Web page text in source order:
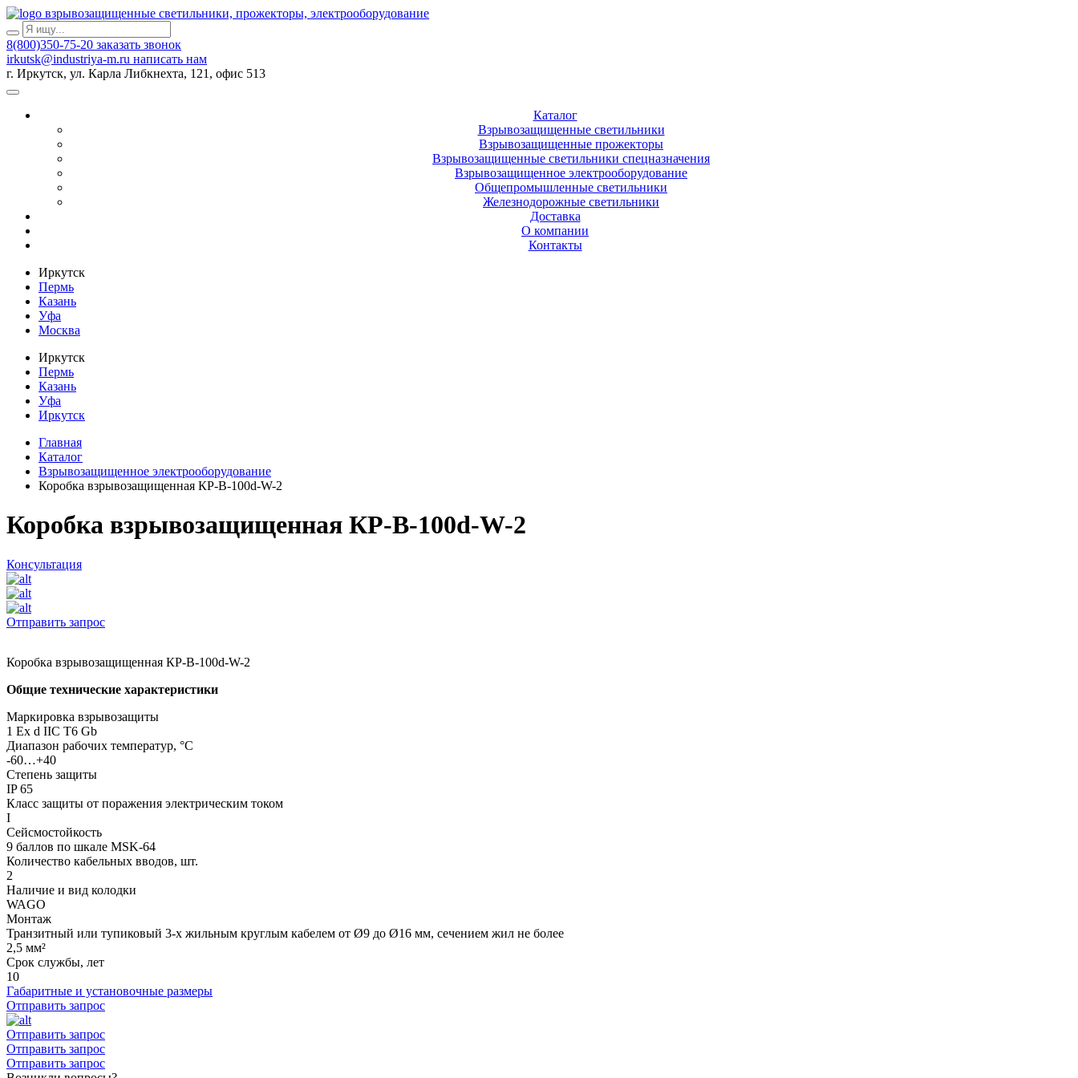
взрывозащищенные светильники, прожекторы, электрооборудование
8(800)350-75-20 заказать звонок
irkutsk@industriya-m.ru написать нам
г. Иркутск, ул. Карла Либкнехта, 121, офис 513
Каталог
Взрывозащищенные светильники
Взрывозащищенные прожекторы
Взрывозащищенные светильники спецназначения
Взрывозащищенное электрооборудование
Общепромышленные светильники
Железнодорожные светильники
Доставка
О компании
Контакты
Иркутск
Пермь
Казань
Уфа
Москва
Иркутск
Пермь
Казань
Уфа
Иркутск
Главная
Каталог
Взрывозащищенное электрооборудование
Коробка взрывозащищенная КР-В-100d-W-2
Коробка взрывозащищенная КР-В-100d-W-2
Консультация
Отправить запрос
Коробка взрывозащищенная КР-В-100d-W-2
Общие технические характеристики
Маркировка взрывозащиты
1 Ex d IIC T6 Gb
Диапазон рабочих температур, °С
-60…+40
Степень защиты
IP 65
Класс защиты от поражения электрическим током
I
Сейсмостойкость
9 баллов по шкале МSK-64
Количество кабельных вводов, шт.
2
Наличие и вид колодки
WAGO
Монтаж
Транзитный или тупиковый 3-х жильным круглым кабелем от Ø9 до Ø16 мм, сечением жил не более
2,5 мм²
Срок службы, лет
10
Габаритные и установочные размеры
Отправить запрос
Отправить запрос
Отправить запрос
Отправить запрос